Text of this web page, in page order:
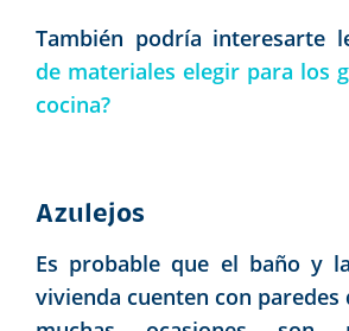
También podría interesarte
de materiales elegir para los
cocina?
Azulejos
Es probable que el baño y
vivienda cuenten con paredes